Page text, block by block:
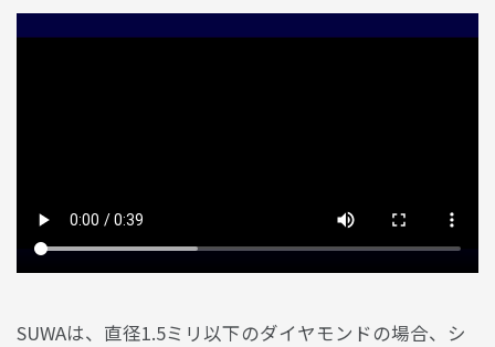
SUWAは、直径1.5ミリ以下のダイヤモンドの場合、シ